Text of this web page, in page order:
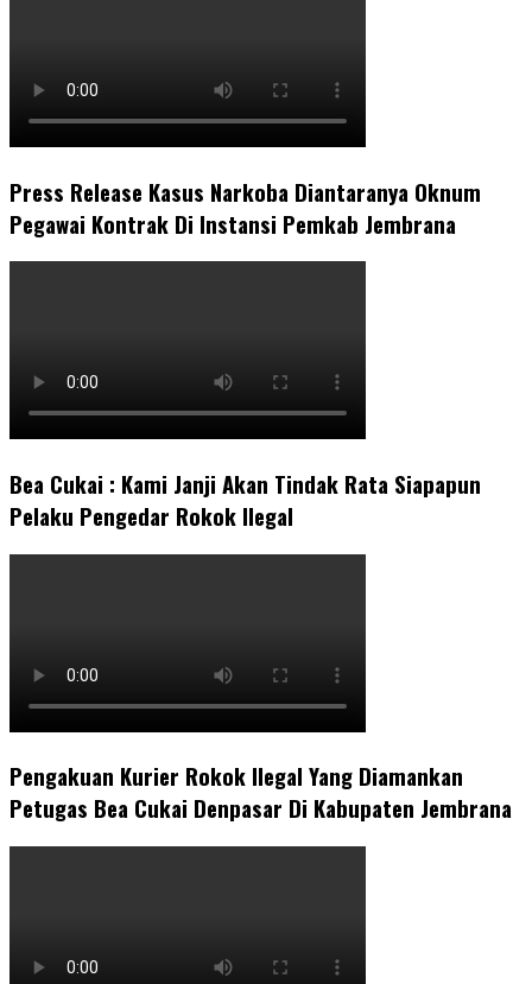
Press Release Kasus Narkoba Diantaranya Oknum
Pegawai Kontrak Di Instansi Pemkab Jembrana
Bea Cukai : Kami Janji Akan Tindak Rata Siapapun
Pelaku Pengedar Rokok Ilegal
Pengakuan Kurier Rokok Ilegal Yang Diamankan
Petugas Bea Cukai Denpasar Di Kabupaten Jembrana